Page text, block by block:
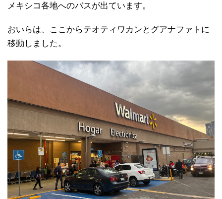
メキシコ各地へのバスが出ています。
おいらは、ここからテオティワカンとグアナファトに
移動しました。